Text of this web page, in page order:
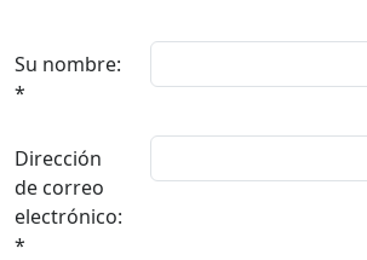
Su nombre:
*
Dirección
de correo
electrónico:
*